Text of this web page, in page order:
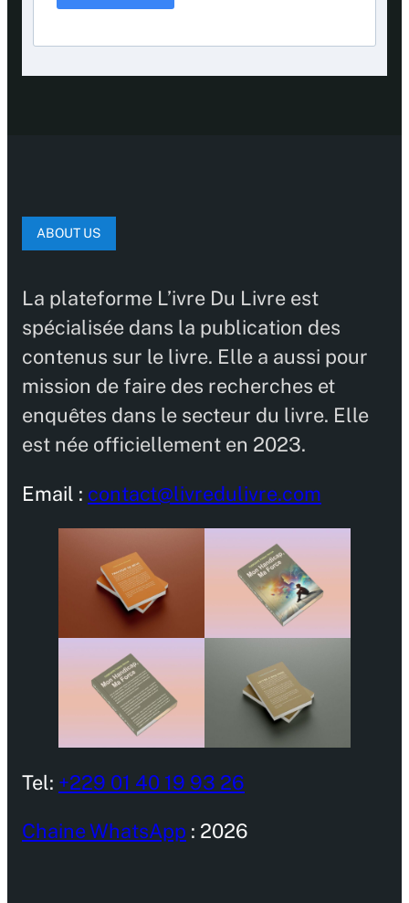
ABOUT US
La plateforme L’ivre Du Livre est
spécialisée dans la publication des
contenus sur le livre. Elle a aussi pour
mission de faire des recherches et
enquêtes dans le secteur du livre. Elle
est née officiellement en 2023.
Email : contact@livredulivre.com
Tel: +229 01 40 19 93 26
Chaine WhatsApp : 2026